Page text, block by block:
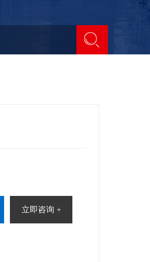
立即咨询 +